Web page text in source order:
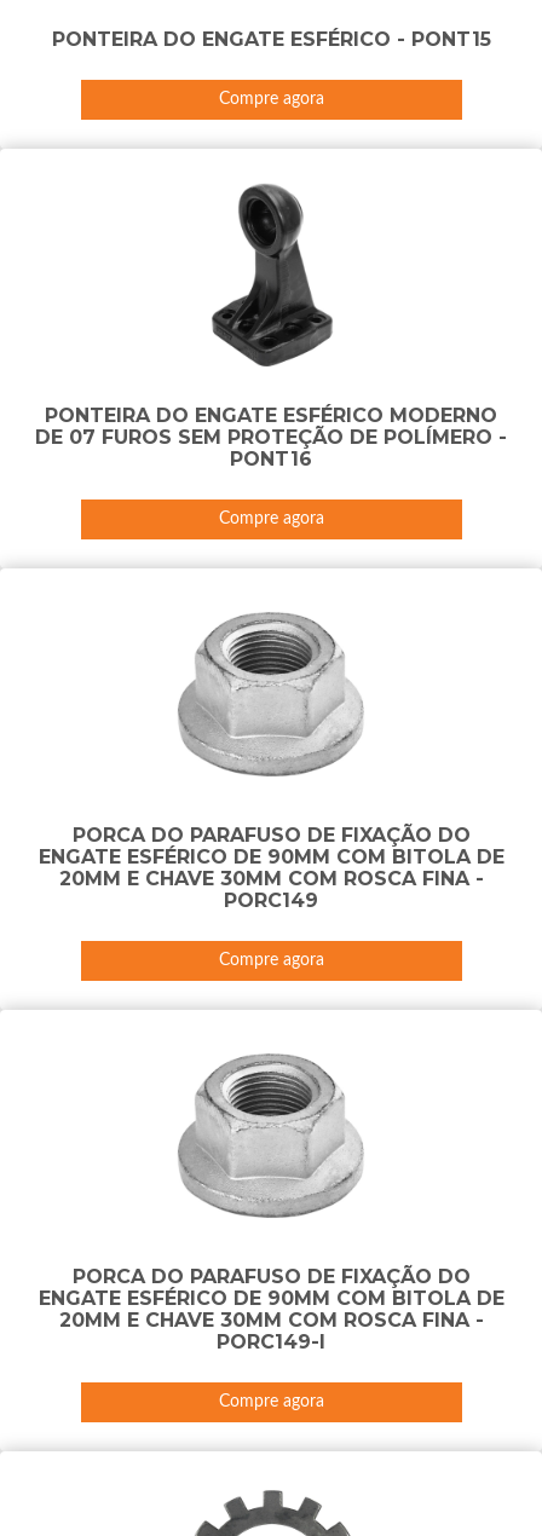
PONTEIRA DO ENGATE ESFÉRICO - PONT15
Compre agora
PONTEIRA DO ENGATE ESFÉRICO MODERNO
DE 07 FUROS SEM PROTEÇÃO DE POLÍMERO -
PONT16
Compre agora
PORCA DO PARAFUSO DE FIXAÇÃO DO
ENGATE ESFÉRICO DE 90MM COM BITOLA DE
20MM E CHAVE 30MM COM ROSCA FINA -
PORC149
Compre agora
PORCA DO PARAFUSO DE FIXAÇÃO DO
ENGATE ESFÉRICO DE 90MM COM BITOLA DE
20MM E CHAVE 30MM COM ROSCA FINA -
PORC149-I
Compre agora